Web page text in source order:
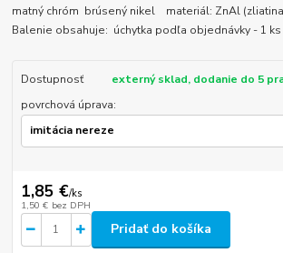
matný chróm brúsený nikel materiál: ZnAl
Balenie obsahuje: úchytka podľa objednávky - 1
Dostupnosť
externý sklad, dodanie do 5
povrchová úprava:
1,85 €/ks
1,50 € bez DPH
Pridať do košíka